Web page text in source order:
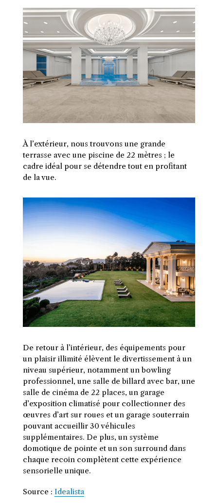
À l’extérieur, nous trouvons une grande
terrasse avec une piscine de 22 mètres ; le
cadre idéal pour se détendre tout en profitant
de la vue.
De retour à l’intérieur, des équipements pour
un plaisir illimité élèvent le divertissement à un
niveau supérieur, notamment un bowling
professionnel, une salle de billard avec bar, une
salle de cinéma de 22 places, un garage
d’exposition climatisé pour collectionner des
œuvres d’art sur roues et un garage souterrain
pouvant accueillir 30 véhicules
supplémentaires. De plus, un système
domotique de pointe et un son surround dans
chaque recoin complètent cette expérience
sensorielle unique.
Source : Idealista